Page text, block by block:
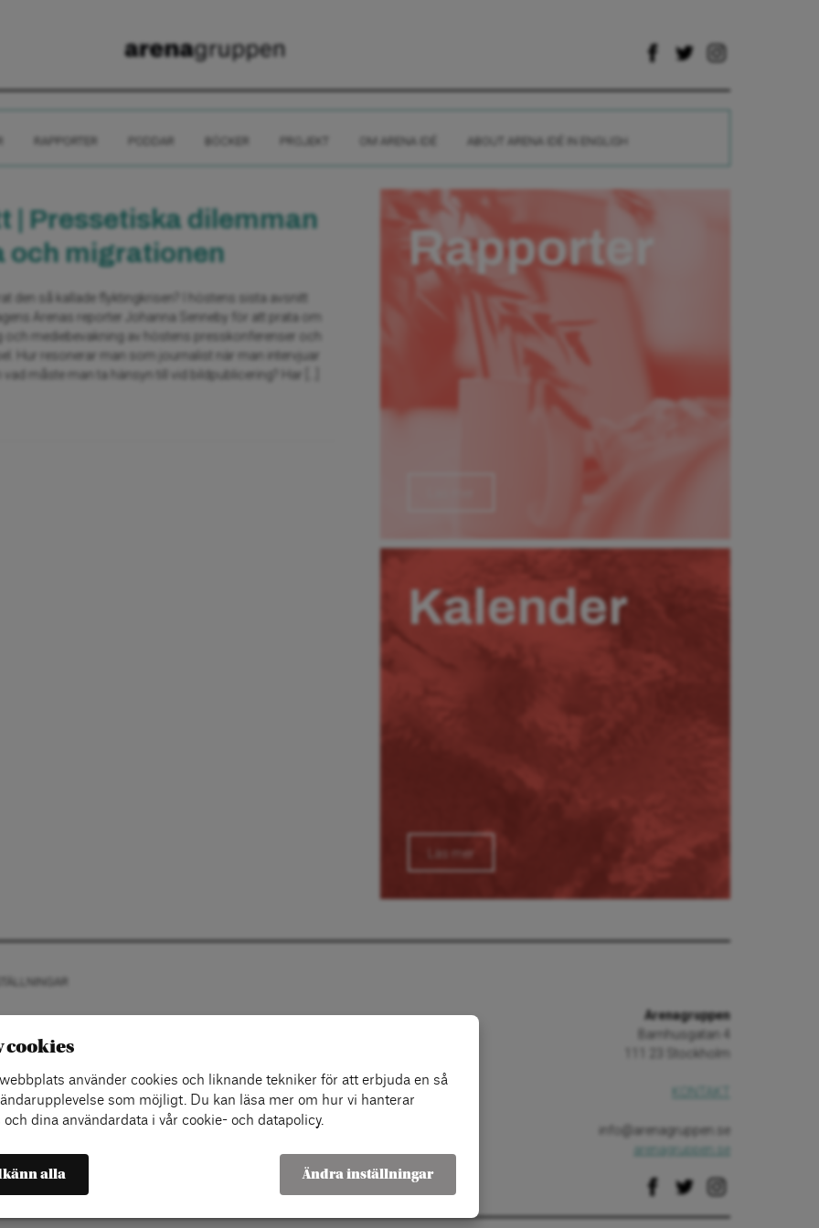
RAPPORTER BÖCKER PROJEKT OM ARENA IDÉ ABOUT ARENA IDÉ IN ENGLISH
| Pressetiska dilemman
och migrationen
den så kallade flyktingkrisen? I höstens sista avsnitt
Arenas reporter Johanna Senneby för att prata om
och mediebevakning av höstens presskonferenser och
Hur resonerar man som journalist när man intervjuar
måste man ta hänsyn till vid bildpublicering? Har […]
Rapporter
Kalender
Läs mer
Arenagruppen
Barnhusgatan 4
111 23 Stockholm
info@arenagruppen.se
arenagruppen.se
cookies
använder cookies och liknande tekniker för att erbjuda en så
som möjligt. Du kan läsa mer om hur vi hanterar
och dina användardata i vår cookie- och datapolicy.
alla Ändra inställningar